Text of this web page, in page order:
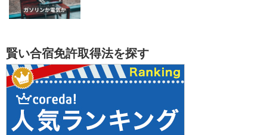
賢い合宿免許取得法を探す